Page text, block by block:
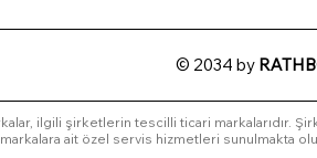
© 2034 by
ilgili şirketlerin tescilli ticari markalarıdır.
ait özel servis hizmetleri sunulmakta